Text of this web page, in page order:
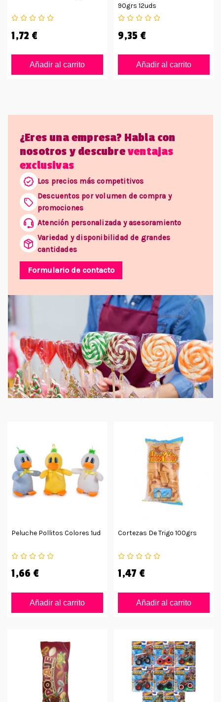
1,72 €
Añadir al carrito
90grs 12uds
9,35 €
Añadir al carrito
¿Eres una empresa? Habla con
nosotros y descubreventajas
exclusivas
Los precios más competitivos
Descuentos por volumen de compra y
promociones
Atención personalizada y asesoramiento
Variedad y disponibilidad de grandes
cantidades
Formulario de contacto
Peluche Pollitos Colores 1ud
1,66 €
Añadir al carrito
Cortezas De Trigo 100grs
1,47 €
Añadir al carrito